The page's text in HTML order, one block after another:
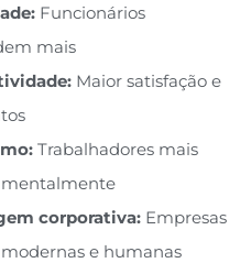
Funcionários
mais
Maior satisfação e
Trabalhadores mais
mentalmente
corporativa: Empresas
e humanas